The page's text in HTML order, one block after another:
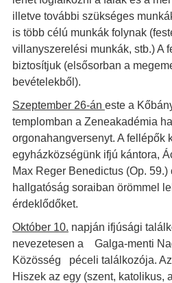
illetve további szükséges
is több célú munkák folynak
villanyszerelési munkák, stb.) A
biztosítjuk (elsősorban a
bevételekből).
Szeptember 26-án este a
templomban a Zeneakadémia
orgonahangversenyt. A fellépők
egyházközségünk ifjú kántora,
Max Reger Benedictus (Op. 59.)
hallgatóság soraiban örömmel
érdeklődőket.
Október 10. napján ifjúsági
nevezetesen a Galga-menti
Közösség péceli találkozója.
Hiszek az egy (szent, katolikus,